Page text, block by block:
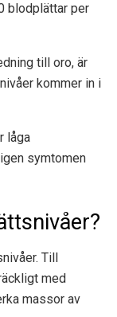
blodplättar per
till oro, är
kommer in i
låga
symtomen
Till
med
massor av